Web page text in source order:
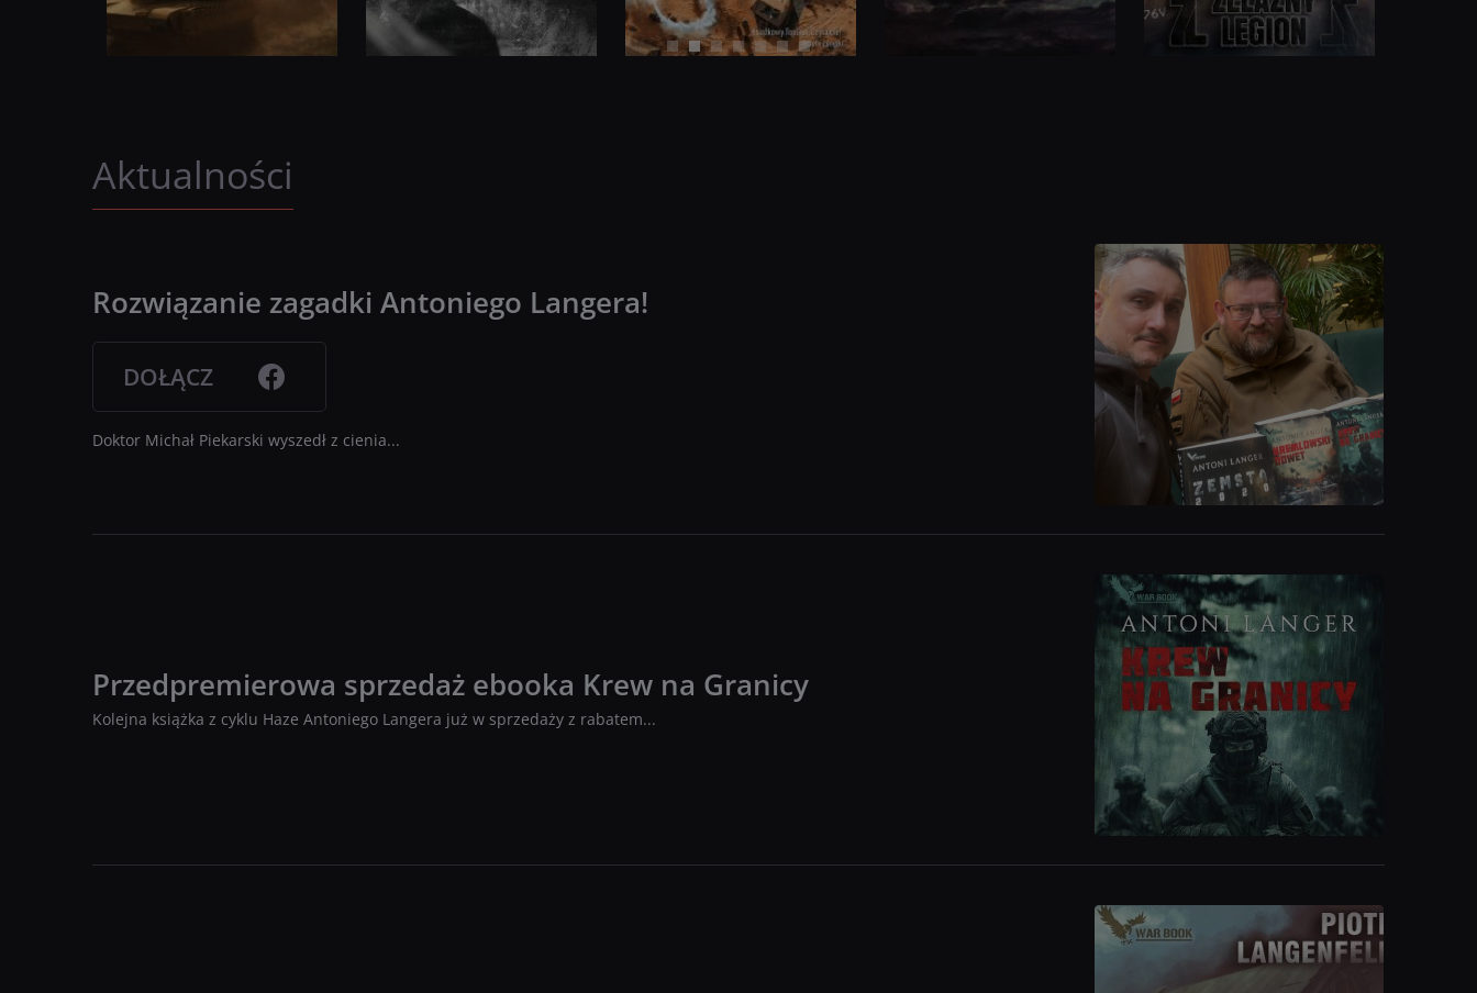
Aktualności
Rozwiązanie zagadki Antoniego Langera!
DOŁĄCZ
Doktor Michał Piekarski wyszedł z cienia...
Przedpremierowa sprzedaż ebooka Krew na Granicy
Kolejna książka z cyklu Haze Antoniego Langera już w sprzedaży z rabatem...